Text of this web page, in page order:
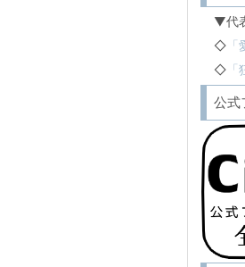
▼代
◇
◇
公式